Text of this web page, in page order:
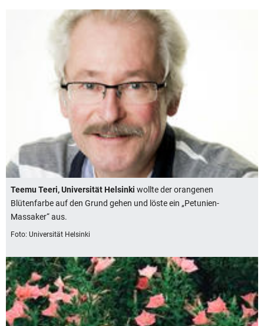
Teemu Teeri, Universität Helsinki wollte der orangenen
Blütenfarbe auf den Grund gehen und löste ein „Petunien-
Massaker“ aus.
Foto: Universität Helsinki